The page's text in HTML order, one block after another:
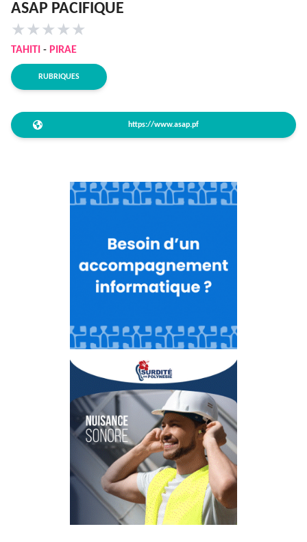
ASAP PACIFIQUE
★ ★ ★ ★ ★
TAHITI - PIRAE
RUBRIQUES
https://www.asap.pf